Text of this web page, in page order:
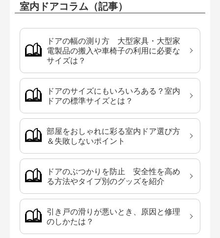
室内ドアコラム（記事）
ドアの幅の測り方 大型家具・大型家
電製品の搬入や車椅子の利用に必要な
サイズは？
ドアのサイズにもいろいろある？室内
ドアの標準サイズとは？
部屋をおしゃれに彩る室内ドア選び方
＆失敗しないポイント
ドアのぶつかりを防止 安全性を高め
る方法やタイプ別のグッズを紹介
引き戸の滑りが悪いとき、原因と修理
のしかたは？